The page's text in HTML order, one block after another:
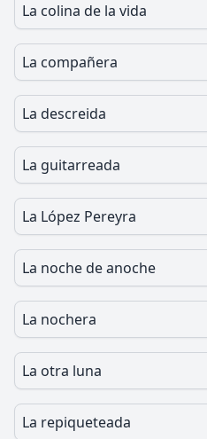
La colina de la vida
La compañera
La descreida
La guitarreada
La López Pereyra
La noche de anoche
La nochera
La otra luna
La repiqueteada